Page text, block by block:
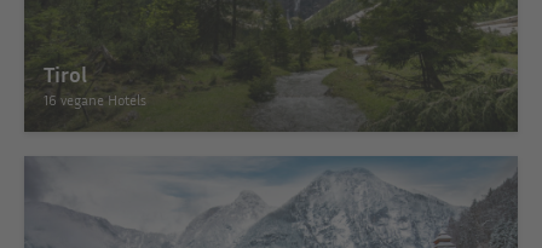
Tirol
16 vegane Hotels